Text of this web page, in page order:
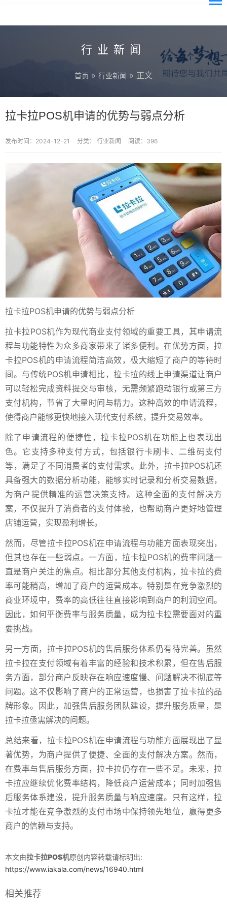
行业新闻
首页 » 行业新闻 » 正文
拉卡拉POS机申请的优势与弱点分析
发布时间：2024-12-21 分类： 行业新闻 阅读：396
拉卡拉POS机申请的优势与弱点分析
拉卡拉POS机作为现代商业支付领域的重要工具，其申请流
程与功能特性为众多商家带来了诸多便利。在优势方面，拉
卡拉POS机的申请流程简洁高效，极大缩短了商户的等待时
间。与传统POS机申请相比，拉卡拉的线上申请渠道让商户
可以轻松完成资料提交与审核，无需频繁跑动银行或第三方
支付机构，节省了大量时间与精力。这种高效的申请流程，
使得商户能够更快地接入现代支付系统，提升交易效率。
除了申请流程的便捷性，拉卡拉POS机在功能上也表现出
色。它支持多种支付方式，包括银行卡刷卡、二维码支付
等，满足了不同消费者的支付需求。此外，拉卡拉POS机还
具备强大的数据分析功能，能够实时记录和分析交易数据，
为商户提供精准的运营决策支持。这种全面的支付解决方
案，不仅提升了消费者的支付体验，也帮助商户更好地管理
店铺运营，实现盈利增长。
然而，尽管拉卡拉POS机在申请流程与功能方面表现突出，
但其也存在一些弱点。一方面，拉卡拉POS机的费率问题一
直是商户关注的焦点。相比部分其他支付机构，拉卡拉的费
率可能稍高，增加了商户的运营成本。特别是在竞争激烈的
商业环境中，费率的高低往往直接影响到商户的利润空间。
因此，如何平衡费率与服务质量，成为拉卡拉需要面对的重
要挑战。
另一方面，拉卡拉POS机的售后服务体系仍有待完善。虽然
拉卡拉在支付领域有着丰富的经验和技术积累，但在售后服
务方面，部分商户反映存在响应速度慢、问题解决不彻底等
问题。这不仅影响了商户的正常运营，也损害了拉卡拉的品
牌形象。因此，加强售后服务团队建设，提升服务质量，是
拉卡拉亟需解决的问题。
总结来看，拉卡拉POS机在申请流程与功能方面展现出了显
著优势，为商户提供了便捷、全面的支付解决方案。然而，
在费率与售后服务方面，拉卡拉仍存在一些不足。未来，拉
卡拉应继续优化费率结构，降低商户运营成本；同时加强售
后服务体系建设，提升服务质量与响应速度。只有这样，拉
卡拉才能在竞争激烈的支付市场中保持领先地位，赢得更多
商户的信赖与支持。
本文由拉卡拉POS机原创内容转载请标明出:
https://www.iakala.com/news/16940.html
相关推荐